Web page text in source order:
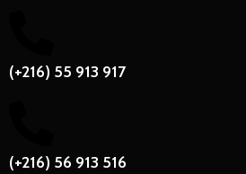
(+216) 55 913 917
(+216) 56 913 516